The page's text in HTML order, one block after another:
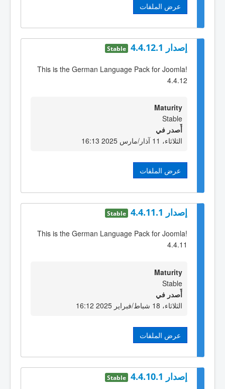
عرض الملفات
إصدار 4.4.12.1 Stable
This is the German Language Pack for Joomla!
4.4.12
Maturity
Stable
أٌصدر في
الثلاثاء، 11 آذار/مارس 2025 16:13
عرض الملفات
إصدار 4.4.11.1 Stable
This is the German Language Pack for Joomla!
4.4.11
Maturity
Stable
أٌصدر في
الثلاثاء، 18 شباط/فبراير 2025 16:12
عرض الملفات
إصدار 4.4.10.1 Stable